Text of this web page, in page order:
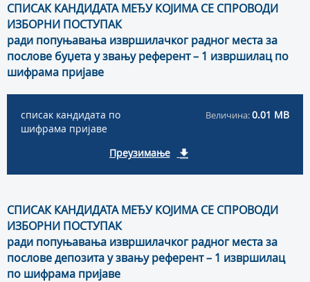
СПИСАК КАНДИДАТА МЕЂУ КОЈИМА СЕ СПРОВОДИ
ИЗБОРНИ ПОСТУПАК
ради попуњавања извршилачког радног места за
послове буџета у звању референт – 1 извршилац по
шифрама пријаве
списак кандидата по
шифрама пријаве
Величина:0.01 MB
Преузимање
СПИСАК КАНДИДАТА МЕЂУ КОЈИМА СЕ СПРОВОДИ
ИЗБОРНИ ПОСТУПАК
ради попуњавања извршилачког радног места за
послове депозита у звању референт – 1 извршилац
по шифрама пријаве